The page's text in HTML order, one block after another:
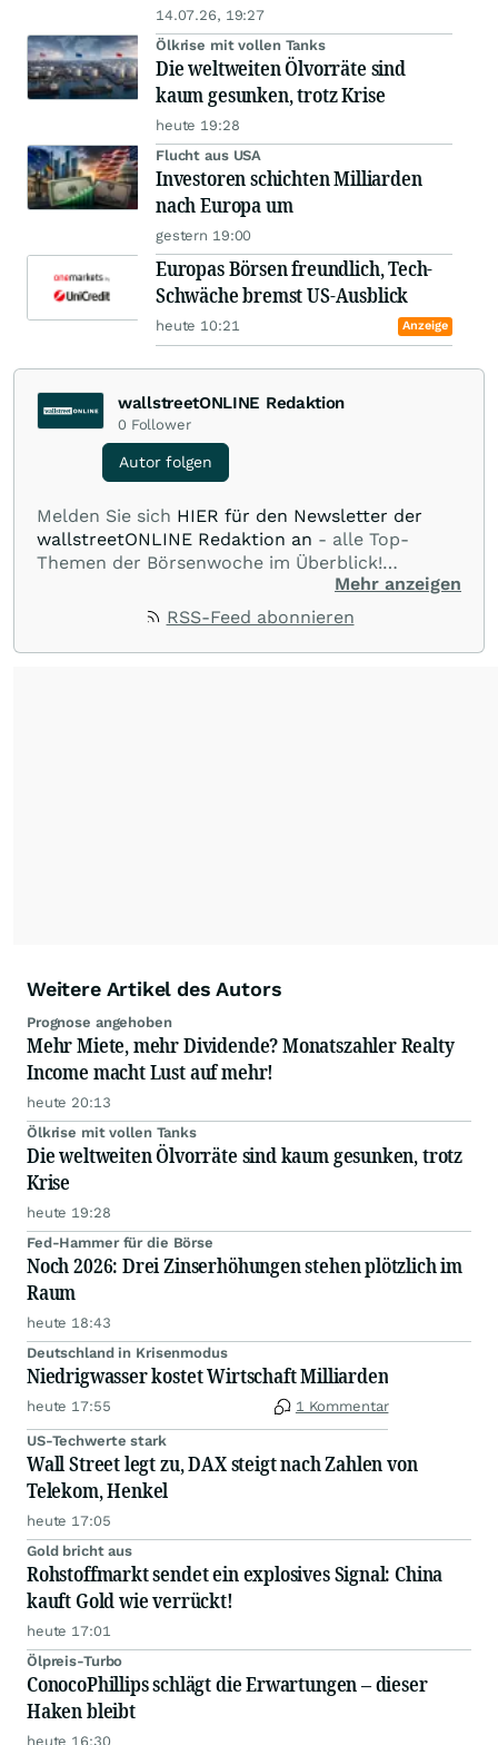
14.07.26, 19:27
Ölkrise mit vollen Tanks
Die weltweiten Ölvorräte sind
kaum gesunken, trotz Krise
heute 19:28
Flucht aus USA
Investoren schichten Milliarden
nach Europa um
gestern 19:00
Europas Börsen freundlich, Tech-
Schwäche bremst US-Ausblick
heute 10:21 Anzeige
wallstreetONLINE Redaktion
0 Follower
Autor folgen
Melden Sie sich HIER für den Newsletter der
wallstreetONLINE Redaktion an - alle Top-
Themen der Börsenwoche im Überblick!
Verpassen Sie kein wichtiges Anleger-Thema!Für
Beiträge auf diesem journalistischen Channel ist
Redaktion verantwortlich. Die Fachjournalisten
Mehr anzeigen
RSS-Feed abonnieren
Weitere Artikel des Autors
Prognose angehoben
Mehr Miete, mehr Dividende? Monatszahler Realty
Income macht Lust auf mehr!
heute 20:13
Ölkrise mit vollen Tanks
Die weltweiten Ölvorräte sind kaum gesunken, trotz
Krise
heute 19:28
Fed-Hammer für die Börse
Noch 2026: Drei Zinserhöhungen stehen plötzlich im
Raum
heute 18:43
Deutschland in Krisenmodus
Niedrigwasser kostet Wirtschaft Milliarden
heute 17:55 1 Kommentar
US-Techwerte stark
Wall Street legt zu, DAX steigt nach Zahlen von
Telekom, Henkel
heute 17:05
Gold bricht aus
Rohstoffmarkt sendet ein explosives Signal: China
kauft Gold wie verrückt!
heute 17:01
Ölpreis-Turbo
ConocoPhillips schlägt die Erwartungen – dieser
Haken bleibt
heute 16:30